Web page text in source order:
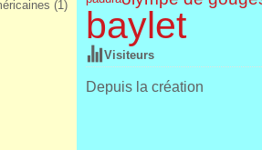
baylet
Visiteurs
Depuis la création